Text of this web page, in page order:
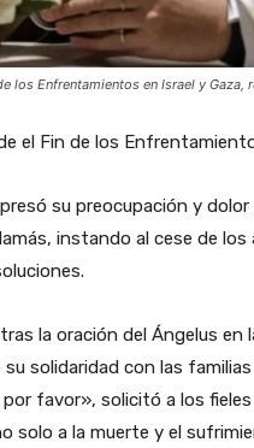
los Enfrentamientos en Israel y
el Fin de los
su preocupación y
instando al cese de
la oración del Ángelus en
solidaridad con las
favor», solicitó a los
solo a la muerte y el